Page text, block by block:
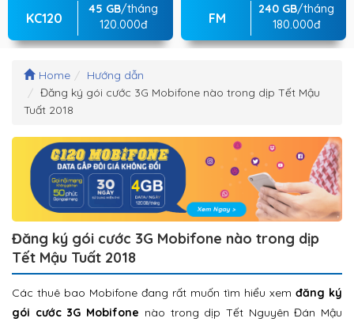
KC120
45 GB/tháng
120.000đ
FM
240 GB/tháng
180.000đ
Home
Hướng dẫn
Đăng ký gói cước 3G Mobifone nào trong dịp Tết Mậu
Tuất 2018
Đăng ký gói cước 3G Mobifone nào trong dịp
Tết Mậu Tuất 2018
Các thuê bao Mobifone đang rất muốn tìm hiểu xem đăng ký
gói cước 3G Mobifone nào trong dịp Tết Nguyên Đán Mậu